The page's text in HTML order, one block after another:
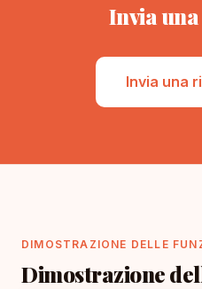
Invia
Invia una
DIMOSTRAZIONE DELLE
Dimostrazione